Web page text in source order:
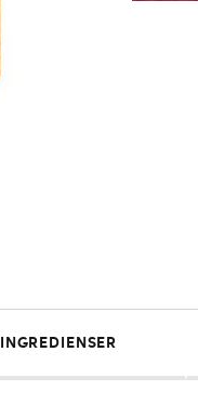
INGREDIENSER